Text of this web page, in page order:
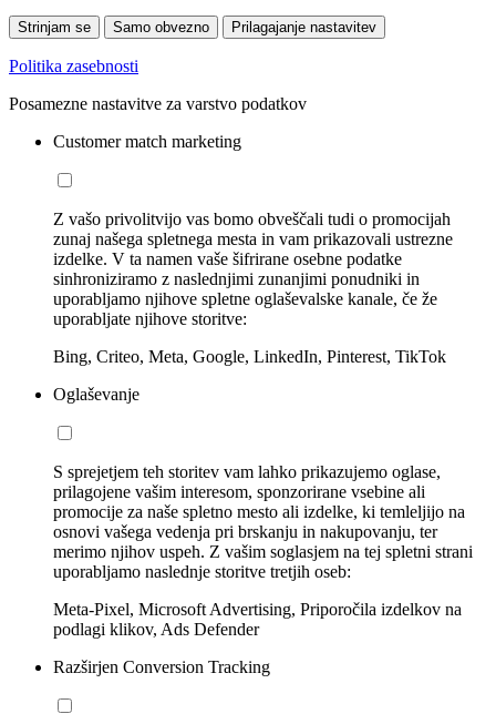
Strinjam se Samo obvezno Prilagajanje nastavitev
Politika zasebnosti
Posamezne nastavitve za varstvo podatkov
Customer match marketing
Z vašo privolitvijo vas bomo obveščali tudi o promocijah
zunaj našega spletnega mesta in vam prikazovali ustrezne
izdelke. V ta namen vaše šifrirane osebne podatke
sinhroniziramo z naslednjimi zunanjimi ponudniki in
uporabljamo njihove spletne oglaševalske kanale, če že
uporabljate njihove storitve:
Bing, Criteo, Meta, Google, LinkedIn, Pinterest, TikTok
Oglaševanje
S sprejetjem teh storitev vam lahko prikazujemo oglase,
prilagojene vašim interesom, sponzorirane vsebine ali
promocije za naše spletno mesto ali izdelke, ki temleljijo na
osnovi vašega vedenja pri brskanju in nakupovanju, ter
merimo njihov uspeh. Z vašim soglasjem na tej spletni strani
uporabljamo naslednje storitve tretjih oseb:
Meta-Pixel, Microsoft Advertising, Priporočila izdelkov na
podlagi klikov, Ads Defender
Razširjen Conversion Tracking